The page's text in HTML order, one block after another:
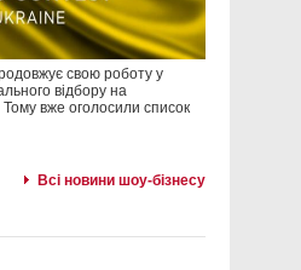
свою роботу у
відбору на
вже оголосили список
Всі новини шоу-бізнесу